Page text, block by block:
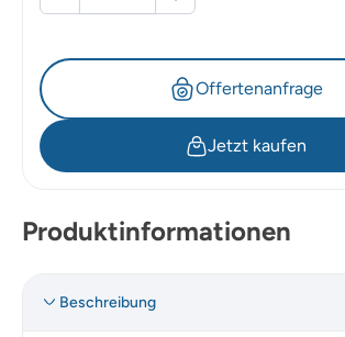
Offertenanfrage
Jetzt kaufen
Produktinformationen
Beschreibung